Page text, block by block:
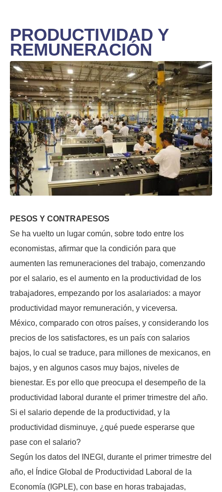
PRODUCTIVIDAD Y
REMUNERACIÓN
PESOS Y CONTRAPESOS
Se ha vuelto un lugar común, sobre todo entre los
economistas, afirmar que la condición para que
aumenten las remuneraciones del trabajo, comenzando
por el salario, es el aumento en la productividad de los
trabajadores, empezando por los asalariados: a mayor
productividad mayor remuneración, y viceversa.
México, comparado con otros países, y considerando los
precios de los satisfactores, es un país con salarios
bajos, lo cual se traduce, para millones de mexicanos, en
bajos, y en algunos casos muy bajos, niveles de
bienestar. Es por ello que preocupa el desempeño de la
productividad laboral durante el primer trimestre del año.
Si el salario depende de la productividad, y la
productividad disminuye, ¿qué puede esperarse que
pase con el salario?
Según los datos del INEGI, durante el primer trimestre del
año, el Índice Global de Productividad Laboral de la
Economía (IGPLE), con base en horas trabajadas,